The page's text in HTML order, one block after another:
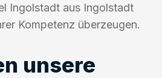
Ingolstadt aus Ingolstadt
Kompetenz überzeugen.
unsere